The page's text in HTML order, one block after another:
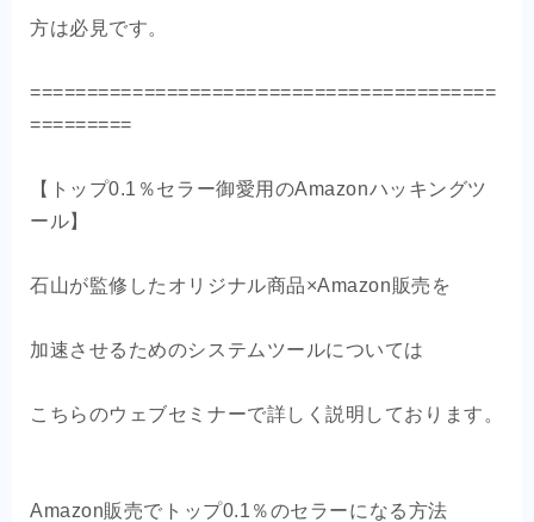
方は必見です。
=========================================
=========
【トップ0.1％セラー御愛用のAmazonハッキングツ
ール】
石山が監修したオリジナル商品×Amazon販売を
加速させるためのシステムツールについては
こちらのウェブセミナーで詳しく説明しております。
Amazon販売でトップ0.1％のセラーになる方法